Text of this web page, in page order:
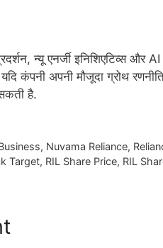
न्यू एनर्जी इनिशिएटिव्स
कंपनी अपनी मौजूदा ग्रोथ
है.
, Nuvama Reliance,
Target, RIL Share Price, RIL